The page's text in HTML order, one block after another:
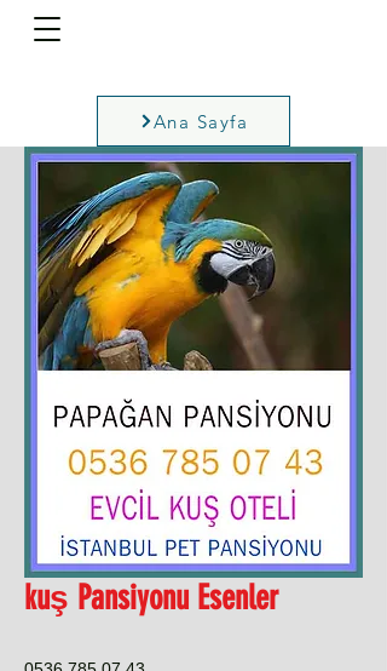
Ana Sayfa
kuş Pansiyonu Esenler